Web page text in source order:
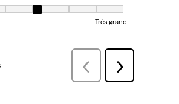
1 est égal à Très petit et 7 est égal à Très grand
Très grand
PrécédentavisSuivant
avis